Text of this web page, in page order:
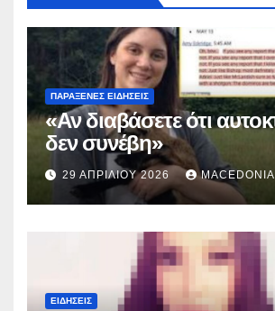
ΠΑΡΆΞΕΝΕΣ ΕΙΔΉΣΕΙΣ
«Αν διαβάσετε ότι
δεν συνέβη»
29 ΑΠΡΙΛΊΟΥ 2026
ΕΙΔΉΣΕΙΣ